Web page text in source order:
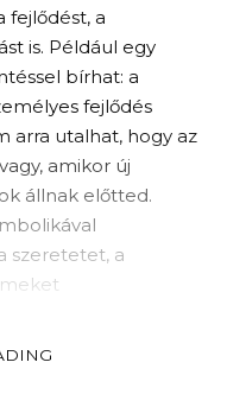
fejlődést, a
is. Például egy
bírhat: a
fejlődés
arra utalhat, hogy az
amikor új
állnak előtted.
szeretetet, a